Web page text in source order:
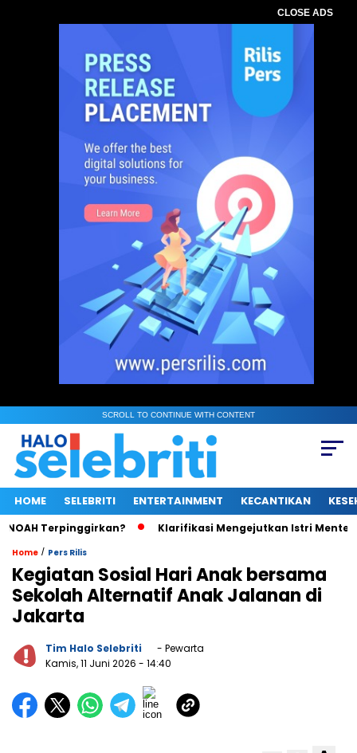
CLOSE ADS
SCROLL TO CONTINUE WITH CONTENT
HOME SELEBRITI ENTERTAINMENT KECANTIKAN
Terpinggirkan? Klarifikasi Mengejutkan Istri Menteri
Home / Pers Rilis
Kegiatan Sosial Hari Anak bersama
Sekolah Alternatif Anak Jalanan di
Jakarta
Tim Halo Selebriti
- Pewarta
Kamis, 11 Juni 2026 - 14:40